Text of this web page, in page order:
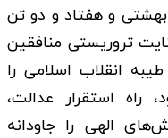
و هفتاد و دو تن
تروریستی منافقین
انقلاب اسلامی را
راه استقرار عدالت،
الهی را جاودانه